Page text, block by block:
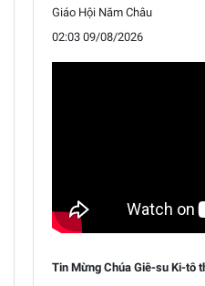
Giáo Hội Năm Châu
02:03 09/08/2026
Tin Mừng Chúa Giê-su Ki-tô